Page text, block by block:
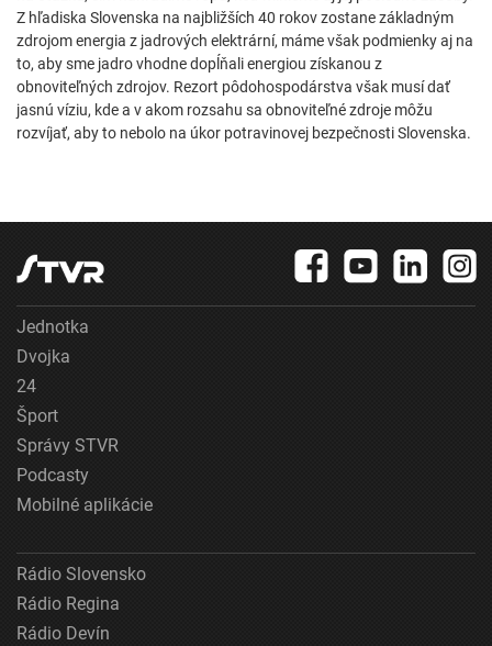
Z hľadiska Slovenska na najbližších 40 rokov zostane základným
zdrojom energia z jadrových elektrární, máme však podmienky aj na
to, aby sme jadro vhodne dopĺňali energiou získanou z
obnoviteľných zdrojov. Rezort pôdohospodárstva však musí dať
jasnú víziu, kde a v akom rozsahu sa obnoviteľné zdroje môžu
rozvíjať, aby to nebolo na úkor potravinovej bezpečnosti Slovenska.
Jednotka
Dvojka
24
Šport
Správy STVR
Podcasty
Mobilné aplikácie
Rádio Slovensko
Rádio Regina
Rádio Devín